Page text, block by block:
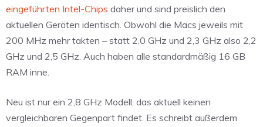
eingeführten Intel-Chips daher und sind preislich den
aktuellen Geräten identisch. Obwohl die Macs jeweils mit
200 MHz mehr takten – statt 2,0 GHz und 2,3 GHz also 2,2
GHz und 2,5 GHz. Auch haben alle standardmäßig 16 GB
RAM inne.
Neu ist nur ein 2,8 GHz Modell, das aktuell keinen
vergleichbaren Gegenpart findet. Es schreibt außerdem